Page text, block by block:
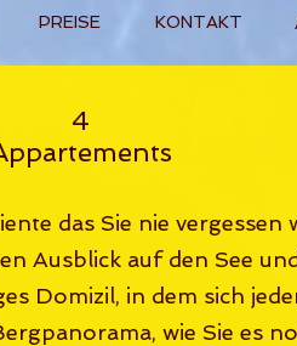
4
das Sie nie vergessen
Ausblick auf den See
Domizil, in dem sich
wie Sie es
PREISE KONTAKT